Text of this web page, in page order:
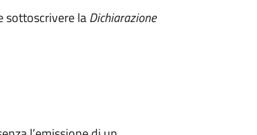
sottoscrivere laDichiarazione